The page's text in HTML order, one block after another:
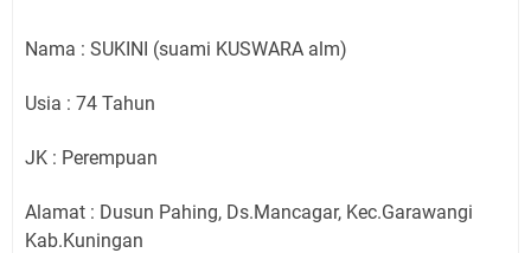
Nama : SUKINI (suami KUSWARA alm)
Usia : 74 Tahun
JK : Perempuan
Alamat : Dusun Pahing, Ds.Mancagar, Kec.Garawangi
Kab.Kuningan